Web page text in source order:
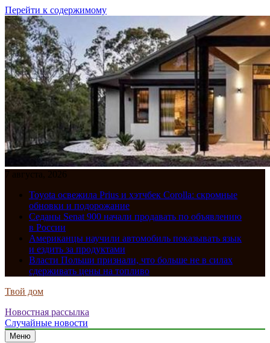
Перейти к содержимому
7 августа, 2026
Toyota освежила Prius и хэтчбек Corolla: скромные
обновки и подорожание
Седаны Senat 900 начали продавать по объявлению
в России
Американцы научили автомобиль показывать язык
и ездить за продуктами
Власти Польши признали, что больше не в силах
сдерживать цены на топливо
Твой дом
Новостная рассылка
Случайные новости
Меню